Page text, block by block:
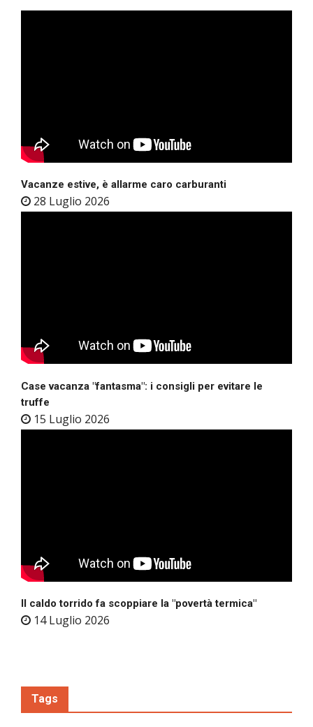
Vacanze estive, è allarme caro carburanti
28 Luglio 2026
Case vacanza "fantasma": i consigli per evitare le
truffe
15 Luglio 2026
Il caldo torrido fa scoppiare la "povertà termica"
14 Luglio 2026
Tags